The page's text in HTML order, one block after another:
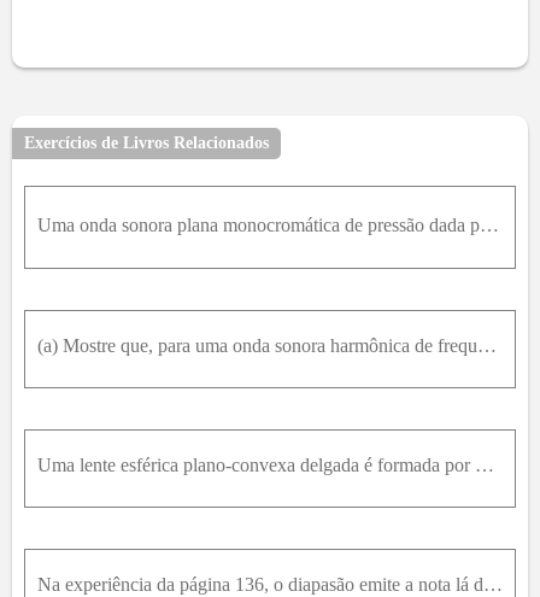
Exercícios de Livros Relacionados
Uma onda sonora plana monocromática de pressão dada por p i = ℘ cos ⁡ - k x x + k y y - ω t onde k 2 = k x 2 + k y 2 + k z 2 = ω 2 / v 2 ( v = velocidade do som), incide com ângulo de incidência θ 1 ,
(a) Mostre que, para uma onda sonora harmônica de frequência angular ω , em três dimensões, num fluido cuja densidade de equilíbrio é ρ 0 , o deslocamento u → (que neste caso é um vetor!) está relacio
Uma lente esférica plano-convexa delgada é formada por um meio onde o som se propaga com velocidade v 2 , limitado por uma face plana e outra esférica de raio de curvatura R ; o raio h = I ' A - da fa
Na experiência da página 136, o diapasão emite a nota lá de 440H z . À medida que vai baixando o nível da água no tubo, a 1 ª ª ressonância aparece quando a altura da coluna de ar é de 17,5c m e a 2 ª